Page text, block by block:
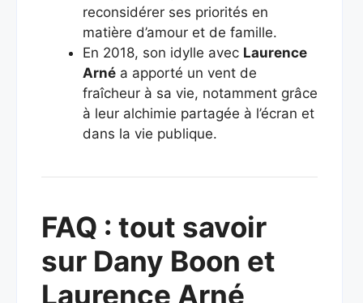
reconsidérer ses priorités en
matière d’amour et de famille.
En 2018, son idylle avec Laurence
Arné a apporté un vent de
fraîcheur à sa vie, notamment grâce
à leur alchimie partagée à l’écran et
dans la vie publique.
FAQ : tout savoir
sur Dany Boon et
Laurence Arné